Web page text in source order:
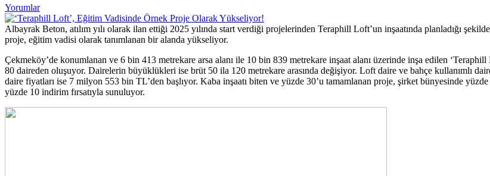
Yorumlar
Albayrak Beton, atılım yılı olarak ilan ettiği 2025 yılında start verdiği projelerinden Teraphill Loft’un inşaatında planladığı
proje, eğitim vadisi olarak tanımlanan bir alanda yükseliyor.
Çekmeköy’de konumlanan ve 6 bin 413 metrekare arsa alanı ile 10 bin 839 metrekare inşaat alanı üzerinde inşa edilen
80 daireden oluşuyor. Dairelerin büyüklükleri ise brüt 50 ila 120 metrekare arasında değişiyor. Loft daire ve bahçe kullanımlı
daire fiyatları ise 7 milyon 553 bin TL’den başlıyor. Kaba inşaatı biten ve yüzde 30’u tamamlanan proje, şirket bünyesinde
yüzde 10 indirim fırsatıyla sunuluyor.